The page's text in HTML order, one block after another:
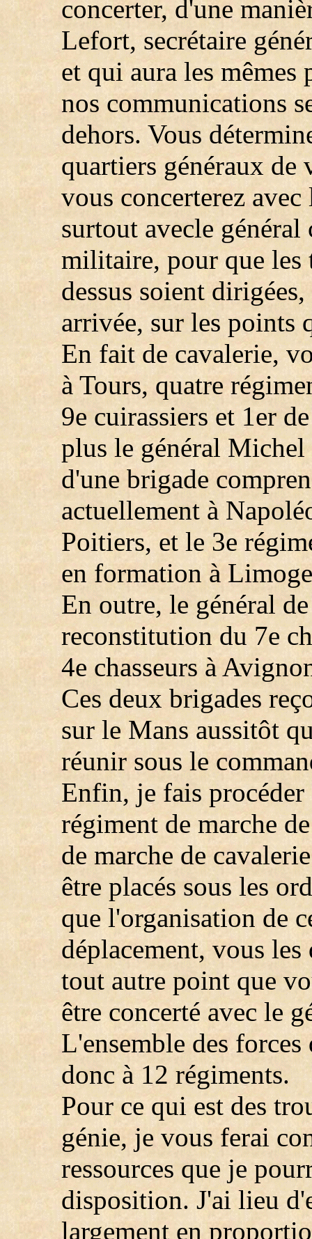
concerter, d'une
Lefort, secrétaire
et qui aura les
nos communications
dehors. Vous
quartiers généraux
vous concerterez
surtout avecle
militaire, pour que les
dessus soient
arrivée, sur les points
En fait de cavalerie,
à Tours, quatre
9e cuirassiers et 1er
plus le général Michel
d'une brigade
actuellement à
Poitiers, et le 3e
en formation à
En outre, le général
reconstitution du 7e
4e chasseurs à
Ces deux brigades
sur le Mans aussitôt
réunir sous le
Enfin, je fais
régiment de marche
de marche de
être placés sous les
que l'organisation de
déplacement, vous
tout autre point que
être concerté avec le
L'ensemble des
donc à 12 régiments.
Pour ce qui est des
génie, je vous ferai
ressources que je
disposition. J'ai lieu
largement en